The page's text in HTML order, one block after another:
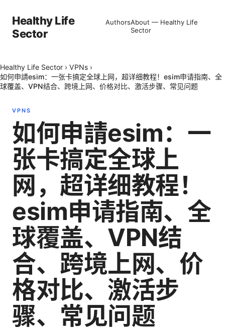
Healthy Life
Sector
AuthorsAbout — Healthy Life
Sector
Healthy Life Sector › VPNs ›
如何申請esim：一张卡搞定全球上网，超详细教程！esim申请指南、全
球覆盖、VPN结合、跨境上网、价格对比、激活步骤、常见问题
VPNS
如何申請esim：一
张卡搞定全球上
网，超详细教程！
esim申请指南、全
球覆盖、VPN结
合、跨境上网、价
格对比、激活步
骤、常见问题